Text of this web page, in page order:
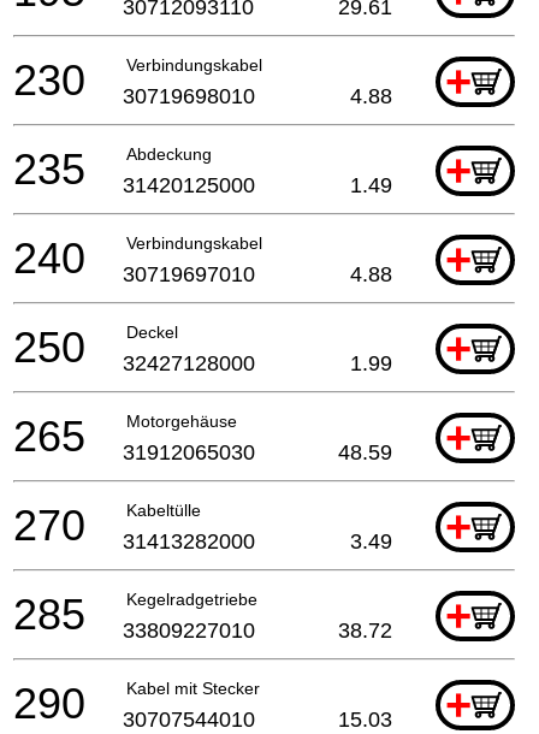
30712093110 29.61
Verbindungskabel +
230 30719698010 4.88
Abdeckung +
235 31420125000 1.49
Verbindungskabel +
240 30719697010 4.88
Deckel +
250 32427128000 1.99
Motorgehäuse +
265 31912065030 48.59
Kabeltülle +
270 31413282000 3.49
Kegelradgetriebe +
285 33809227010 38.72
Kabel mit Stecker +
290 30707544010 15.03